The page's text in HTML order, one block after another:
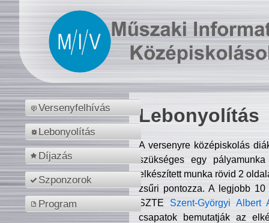
Versenyfelhívás
Lebonyolítás
Díjazás
Szponzorok
Program
Lebonyolítás
A versenyre középiskolás
szükséges egy
elkészített munka rövid 2
zsűri pontozza. A legjobb
SZTE Szent-Györgyi Albert
csapatok bemutatják az